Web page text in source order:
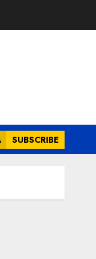
SUBSCRIBE